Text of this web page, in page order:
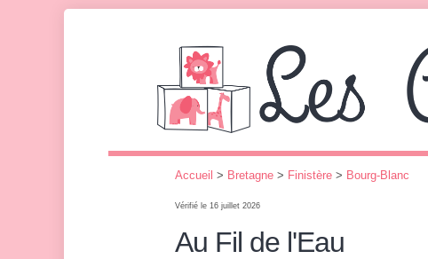
Accueil > Bretagne > Finistère > Bourg-Blanc
Vérifié le 16 juillet 2026
Au Fil de l'Eau